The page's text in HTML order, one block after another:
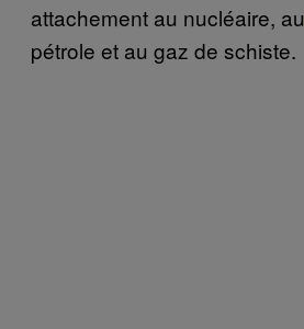
attachement au nucléaire, au
pétrole et au gaz de schiste.